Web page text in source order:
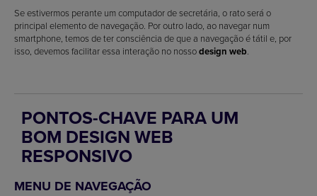
Se estivermos perante um computador de secretária, o rato será o
principal elemento de navegação. Por outro lado, ao navegar num
smartphone, temos de ter consciência de que a navegação é tátil e, por
isso, devemos facilitar essa interação no nossodesign web
PONTOS-CHAVE PARA UM
BOM DESIGN WEB
RESPONSIVO
MENU DE NAVEGAÇÃO